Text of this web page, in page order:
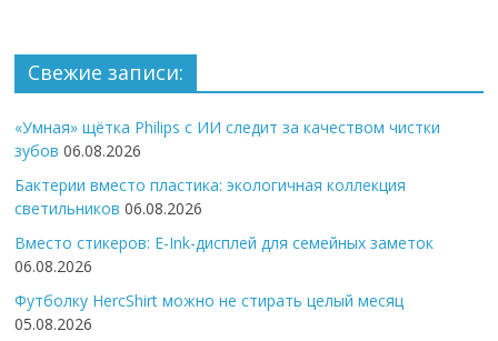
Свежие записи:
«Умная» щётка Philips с ИИ следит за качеством чистки
зубов 06.08.2026
Бактерии вместо пластика: экологичная коллекция
светильников 06.08.2026
Вместо стикеров: E-Ink-дисплей для семейных заметок
06.08.2026
Футболку HercShirt можно не стирать целый месяц
05.08.2026